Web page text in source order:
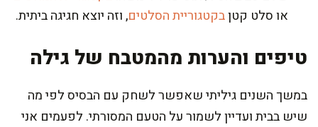
או סלט קטןבקטגוריית הסלטים, וזה יוצא חגיגה ביתית.
טיפים והערות מהמטבח של גילה
במשך השנים גיליתי שאפשר לשחק עם הבסיס לפי מה
שיש בבית ועדיין לשמור על הטעם המסורתי. לפעמים אני